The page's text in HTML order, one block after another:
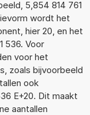
5,854 814 761
wordt het
hier 20, en het
536. Voor
voor het
zoals bijvoorbeeld
ook
E+20. Dit maakt
aantallen